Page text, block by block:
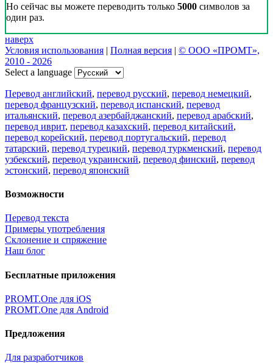
Но сейчас вы можете переводить только 5000 символов за
один раз.
наверх
Условия использования | Полная версия | © ООО «ПРОМТ»,
2010 - 2026
Select a language
Перевод английский, перевод русский, перевод немецкий,
перевод французский, перевод испанский, перевод
итальянский, перевод азербайджанский, перевод арабский,
перевод иврит, перевод казахский, перевод китайский,
перевод корейский, перевод португальский, перевод
татарский, перевод турецкий, перевод туркменский, перевод
узбекский, перевод украинский, перевод финский, перевод
эстонский, перевод японский
Возможности
Перевод текста
Примеры употребления
Склонение и спряжение
Наш блог
Бесплатные приложения
PROMT.One для iOS
PROMT.One для Android
Предложения
Для разработчиков